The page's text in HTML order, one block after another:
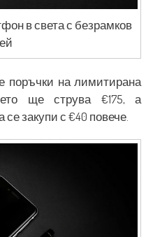
в света с безрамков
поръчки на лимитирана
ще струва €175, а
закупи с €40 повече.